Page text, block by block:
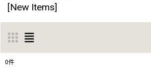
[New Items]
0件